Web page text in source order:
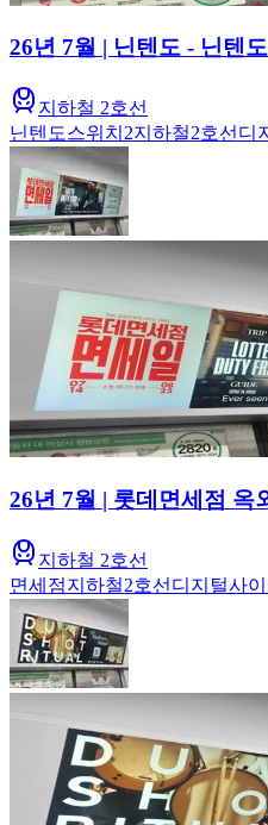
26년 7월 | 닌텐도 - 닌텐
지하철 2호선
닌텐도스위치2지하철2호선 디
26년 7월 | 롯데면세점 옥
지하철 2호선
면세점지하철2호선 디지털사이